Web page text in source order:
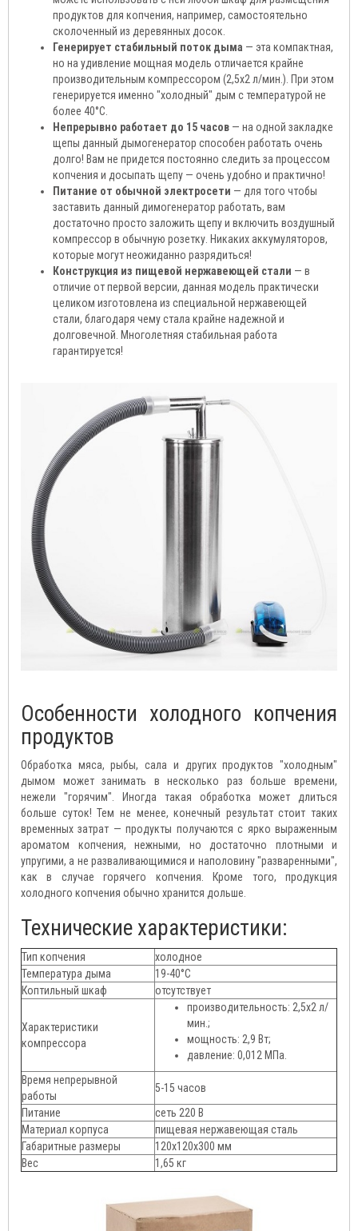
продуктов для копчения, например, самостоятельно
сколоченный из деревянных досок.
Генерирует стабильный поток дыма — эта компактная,
но на удивление мощная модель отличается крайне
производительным компрессором (2,5х2 л/мин.). При этом
генерируется именно "холодный" дым с температурой не
более 40°C.
Непрерывно работает до 15 часов — на одной закладке
щепы данный дымогенератор способен работать очень
долго! Вам не придется постоянно следить за процессом
копчения и досыпать щепу — очень удобно и практично!
Питание от обычной электросети — для того чтобы
заставить данный димогенератор работать, вам
достаточно просто заложить щепу и включить воздушный
компрессор в обычную розетку. Никаких аккумуляторов,
которые могут неожиданно разрядиться!
Конструкция из пищевой нержавеющей стали — в
отличие от первой версии, данная модель практически
целиком изготовлена из специальной нержавеющей
стали, благодаря чему стала крайне надежной и
долговечной. Многолетняя стабильная работа
гарантируется!
Особенности холодного копчения
продуктов
Обработка мяса, рыбы, сала и других продуктов "холодным"
дымом может занимать в несколько раз больше времени,
нежели "горячим". Иногда такая обработка может длиться
больше суток! Тем не менее, конечный результат стоит таких
временных затрат — продукты получаются с ярко выраженным
ароматом копчения, нежными, но достаточно плотными и
упругими, а не разваливающимися и наполовину "разваренными",
как в случае горячего копчения. Кроме того, продукция
холодного копчения обычно хранится дольше.
Технические характеристики:
Тип копчения
холодное
Температура дыма
19-40°C
Коптильный шкаф
отсутствует
Характеристики
компрессора
производительность: 2,5х2 л/
мин.;
мощность: 2,9 Вт;
давление: 0,012 МПа.
Время непрерывной
работы
5-15 часов
Питание
сеть 220 В
Материал корпуса
пищевая нержавеющая сталь
Габаритные размеры
120х120х300 мм
Вес
1,65 кг